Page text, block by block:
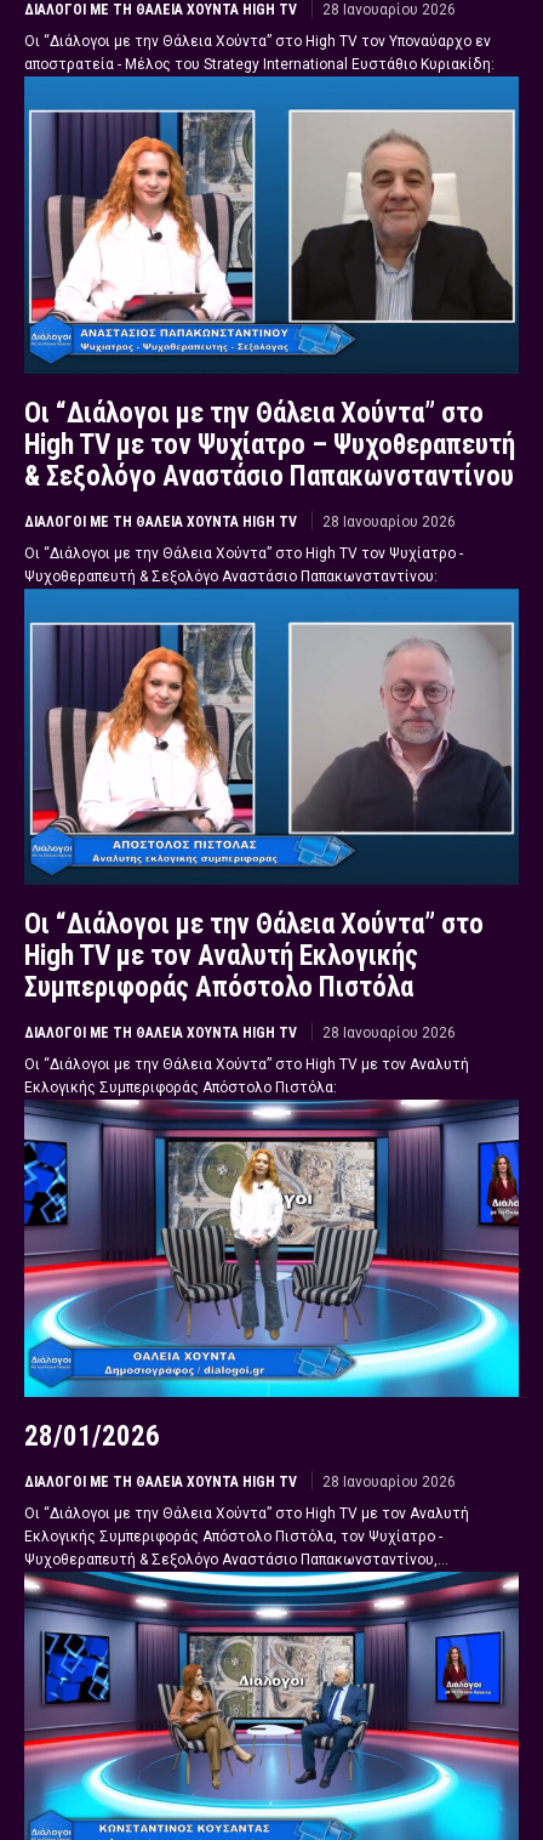
ΔΙΆΛΟΓΟΙ ΜΕ ΤΗ ΘΆΛΕΙΑ ΧΟΎΝΤΑ HIGH TV
28 Ιανουαρίου 2026
Οι “Διάλογοι με την Θάλεια Χούντα” στο High TV τον Υποναύαρχο εν
αποστρατεία - Μέλος του Strategy International Ευστάθιο Κυριακίδη:
Οι “Διάλογοι με την Θάλεια Χούντα” στο
High TV με τον Ψυχίατρο – Ψυχοθεραπευτή
& Σεξολόγο Αναστάσιο Παπακωνσταντίνου
ΔΙΆΛΟΓΟΙ ΜΕ ΤΗ ΘΆΛΕΙΑ ΧΟΎΝΤΑ HIGH TV
28 Ιανουαρίου 2026
Οι “Διάλογοι με την Θάλεια Χούντα” στο High TV τον Ψυχίατρο -
Ψυχοθεραπευτή & Σεξολόγο Αναστάσιο Παπακωνσταντίνου:
Οι “Διάλογοι με την Θάλεια Χούντα” στο
High TV με τον Αναλυτή Εκλογικής
Συμπεριφοράς Απόστολο Πιστόλα
ΔΙΆΛΟΓΟΙ ΜΕ ΤΗ ΘΆΛΕΙΑ ΧΟΎΝΤΑ HIGH TV
28 Ιανουαρίου 2026
Οι “Διάλογοι με την Θάλεια Χούντα” στο High TV με τον Αναλυτή
Εκλογικής Συμπεριφοράς Απόστολο Πιστόλα:
28/01/2026
ΔΙΆΛΟΓΟΙ ΜΕ ΤΗ ΘΆΛΕΙΑ ΧΟΎΝΤΑ HIGH TV
28 Ιανουαρίου 2026
Οι “Διάλογοι με την Θάλεια Χούντα” στο High TV με τον Αναλυτή
Εκλογικής Συμπεριφοράς Απόστολο Πιστόλα, τον Ψυχίατρο -
Ψυχοθεραπευτή & Σεξολόγο Αναστάσιο Παπακωνσταντίνου,...